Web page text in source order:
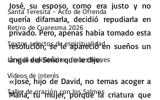
Santa Teresita - Acto de Ofrenda
Retiro de Cuaresma 2026
Textos selectos de espiritualidad
La vida espiritual en frases breves
Vídeos de interés
Taller de oración con los Salmos
José, su esposo, como era justo y no
quería difamarla, decidió repudiarla en
privado. Pero, apenas había tomado esta
resolución, se le apareció en sueños un
ángel del Señor que le dijo:
«José, hijo de David, no temas acoger a
María, tu mujer, porque la criatura que